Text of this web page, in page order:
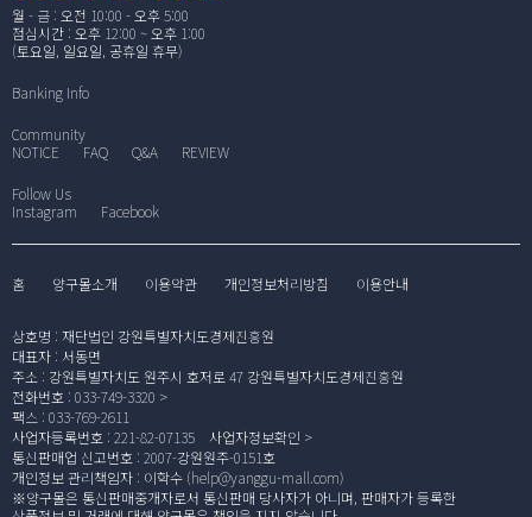
월 - 금 : 오전 10:00 - 오후 5:00
점심시간 : 오후 12:00 ~ 오후 1:00
(토요일, 일요일, 공휴일 휴무)
Banking Info
Community
NOTICE
FAQ Q&A REVIEW
Follow Us
Instagram
Facebook
홈 양구몰소개 이용약관 개인정보처리방침 이용안내
상호명 : 재단법인 강원특별자치도경제진흥원
대표자 : 서동면
주소 : 강원특별자치도 원주시 호저로 47 강원특별자치도경제진흥원
전화번호 : 033-749-3320
팩스 : 033-769-2611
사업자등록번호 : 221-82-07135
사업자정보확인
통신판매업 신고번호 : 2007-강원원주-0151호
개인정보 관리책임자 : 이학수 (help@yanggu-mall.com)
※양구몰은 통신판매중개자로서 통신판매 당사자가 아니며, 판매자가 등록한